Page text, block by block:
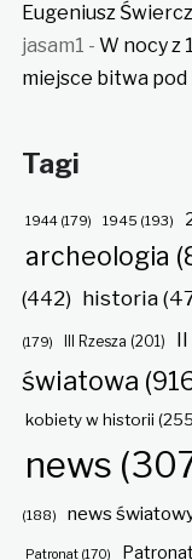
Eugeniusz
jasam1 - W nocy z
miejsce bitwa
Tagi
1944(179) 1945 (193)
archeologia
(442) historia
(179) III Rzesza (201)
światowa
kobiety w historii
news
(188) news
Patronat(170)